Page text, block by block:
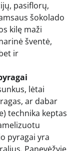
pasiflorų,
šokolado
kilę maži
šventė,
ir
lėtai
ar dabar
technika keptas
pyragai yra